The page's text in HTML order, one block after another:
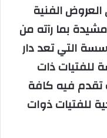
العروض الفنية
مشيدة بما رآته من
التي تعد دار
للفتيات ذات
تقدم فيه كافة
للفتيات ذوات